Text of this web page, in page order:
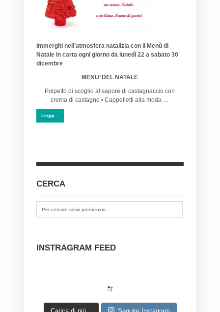
Immergiti nell’atmosfera natalizia con il Menù di
Natale in carta ogni giorno da lunedì 22 a sabato 30
dicembre
MENU’ DEL NATALE
Polpetto di scoglio al sapore di castagnaccio con
crema di castagne • Cappelletti alla moda …
Leggi ..
CERCA
INSTRAGRAM FEED